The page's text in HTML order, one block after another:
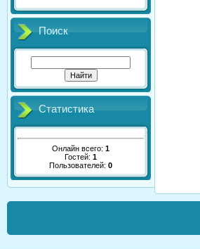
Поиск
Статистика
Онлайн всего: 1
Гостей: 1
Пользователей: 0